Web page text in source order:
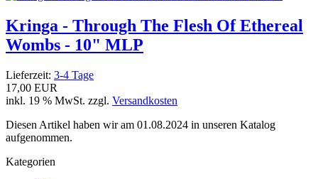
Kringa - Through The Flesh Of Ethereal
Wombs - 10" MLP
Lieferzeit: 3-4 Tage
17,00 EUR
inkl. 19 % MwSt. zzgl. Versandkosten
Diesen Artikel haben wir am 01.08.2024 in unseren Katalog
aufgenommen.
Kategorien